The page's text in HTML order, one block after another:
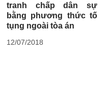
tranh chấp dân sự
bằng phương thức tố
tụng ngoài tòa án
12/07/2018